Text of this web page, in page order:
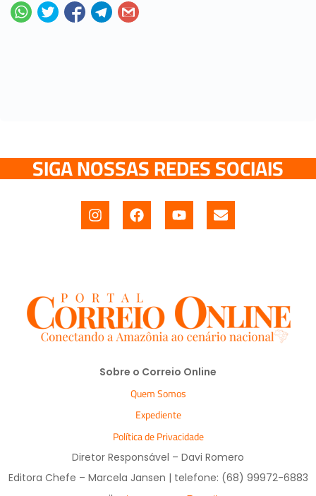
SIGA NOSSAS REDES SOCIAIS
Sobre o Correio Online
Quem Somos
Expediente
Política de Privacidade
Diretor Responsável – Davi Romero
Editora Chefe – Marcela Jansen | telefone: (68) 99972-6883